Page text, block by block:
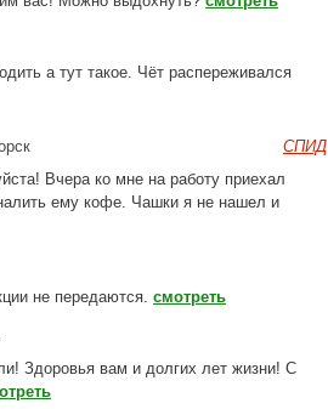
а тут такое. Чёт распереживался
СПИД
Вчера ко мне на работу приехал
ему кофе. Чашки я не нашел и
не передаются. смотреть
Здоровья вам и долгих лет жизни! С